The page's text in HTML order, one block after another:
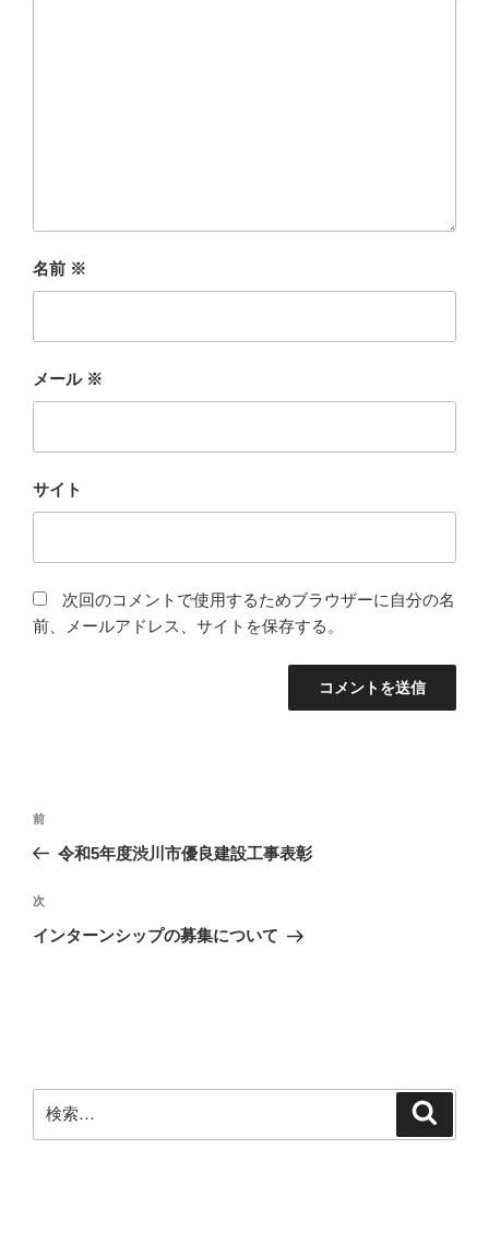
名前 ※
メール ※
サイト
次回のコメントで使用するためブラウザーに自分の名
前、メールアドレス、サイトを保存する。
投
ビ
ゲ
前
の
稿
前
令和5年度渋川市優良建設工事表彰
次
の
次
インターンシップの募集について
索: